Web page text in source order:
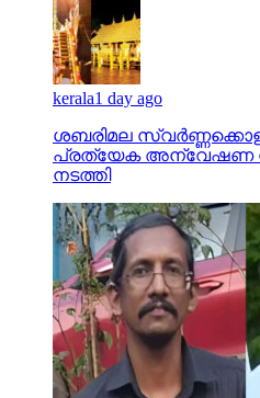
kerala1 day ago
ശബരിമല
പ്രത്യേക അന്വേഷണ
നടത്തി